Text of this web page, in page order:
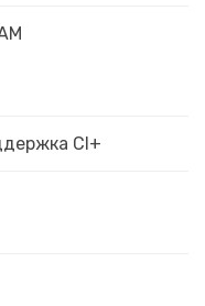
CI+